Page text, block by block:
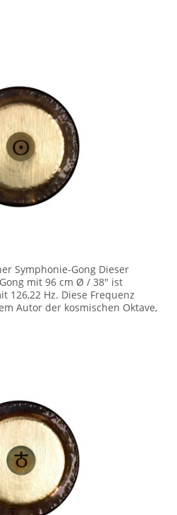
Symphonie-Gong Dieser
mit 96 cm Ø / 38" ist
126,22 Hz. Diese Frequenz
Autor der kosmischen Oktave,